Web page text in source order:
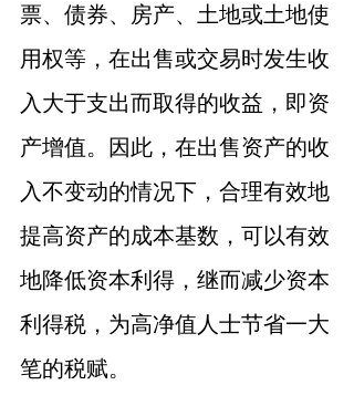
票、债券、房产、土地或土地使
用权等，在出售或交易时发生收
入大于支出而取得的收益，即资
产增值。因此，在出售资产的收
入不变动的情况下，合理有效地
提高资产的成本基数，可以有效
地降低资本利得，继而减少资本
利得税，为高净值人士节省一大
笔的税赋。